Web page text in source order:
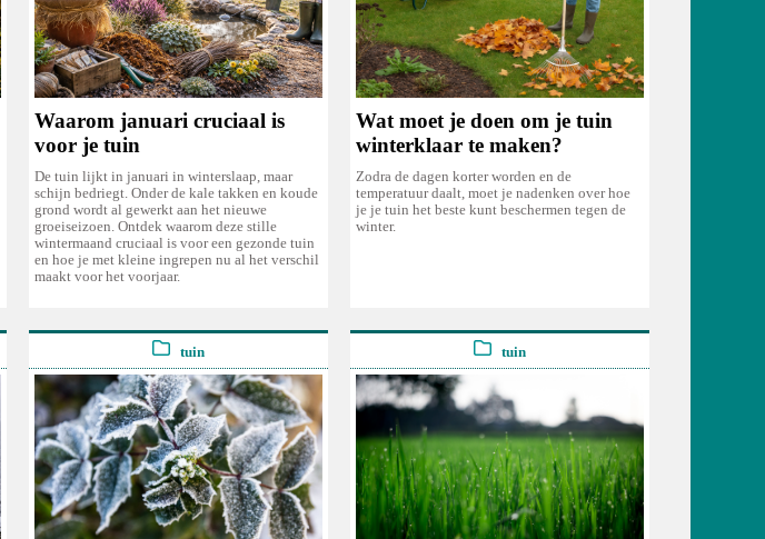
Waarom januari cruciaal is
voor je tuin
De tuin lijkt in januari in winterslaap, maar
schijn bedriegt. Onder de kale takken en koude
grond wordt al gewerkt aan het nieuwe
groeiseizoen. Ontdek waarom deze stille
wintermaand cruciaal is voor een gezonde tuin
en hoe je met kleine ingrepen nu al het verschil
maakt voor het voorjaar.
Wat moet je doen om je tuin
winterklaar te maken?
Zodra de dagen korter worden en de
temperatuur daalt, moet je nadenken over hoe
je je tuin het beste kunt beschermen tegen de
winter.
tuin tuin